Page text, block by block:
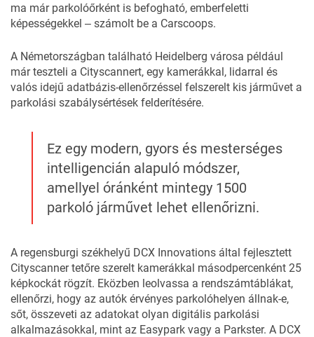
ma már parkolóőrként is befogható, emberfeletti
képességekkel ‒ számolt be a Carscoops.
A Németországban található Heidelberg városa például
már teszteli a Cityscannert, egy kamerákkal, lidarral és
valós idejű adatbázis-ellenőrzéssel felszerelt kis járművet a
parkolási szabálysértések felderítésére.
Ez egy modern, gyors és mesterséges
intelligencián alapuló módszer,
amellyel óránként mintegy 1500
parkoló járművet lehet ellenőrizni.
A regensburgi székhelyű DCX Innovations által fejlesztett
Cityscanner tetőre szerelt kamerákkal másodpercenként 25
képkockát rögzít. Eközben leolvassa a rendszámtáblákat,
ellenőrzi, hogy az autók érvényes parkolóhelyen állnak-e,
sőt, összeveti az adatokat olyan digitális parkolási
alkalmazásokkal, mint az Easypark vagy a Parkster. A DCX